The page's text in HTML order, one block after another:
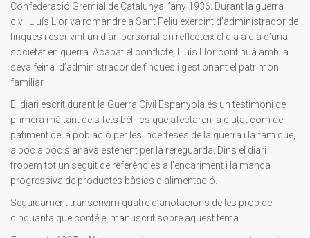
Confederació Gremial de Catalunya l’any 1936. Durant la guerra
civil Lluís Llor va romandre a Sant Feliu exercint d’administrador de
finques i escrivint un diari personal on reflecteix el dia a dia d’una
societat en guerra. Acabat el conflicte, Lluís Llor continuà amb la
seva feina d’administrador de finques i gestionant el patrimoni
familiar.
El diari escrit durant la Guerra Civil Espanyola és un testimoni de
primera mà tant dels fets bèl·lics que afectaren la ciutat com del
patiment de la població per les incerteses de la guerra i la fam que,
a poc a poc s’anava estenent per la rereguarda. Dins el diari
trobem tot un seguit de referències a l’encariment i la manca
progressiva de productes bàsics d’alimentació.
Seguidament transcrivim quatre d’anotacions de les prop de
cinquanta que conté el manuscrit sobre aquest tema.